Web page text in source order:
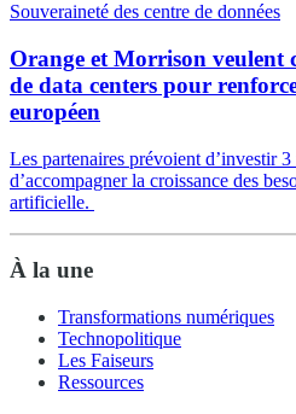
Souveraineté des centre de données
Orange et Morrison veulent
de data centers pour
européen
Les partenaires prévoient d’investir
d’accompagner la croissance des
artificielle.
À la une
Transformations numériques
Technopolitique
Les Faiseurs
Ressources